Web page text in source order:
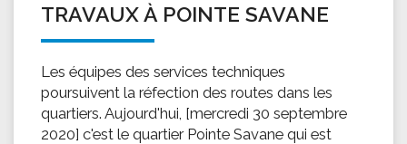
TRAVAUX À POINTE SAVANE
Les équipes des services techniques
poursuivent la réfection des routes dans les
quartiers. Aujourd'hui, [mercredi 30 septembre
2020] c'est le quartier Pointe Savane qui est